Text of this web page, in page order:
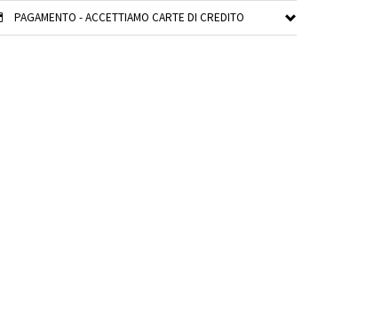
PAGAMENTO - ACCETTIAMO CARTE DI CREDITO